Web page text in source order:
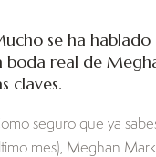
se ha
boda real de
claves.
seguro que ya
mes), Meghan